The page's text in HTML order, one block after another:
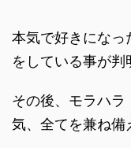
本気で好きになっ
をしている事が判
その後、モラハ
気、全てを兼ね備